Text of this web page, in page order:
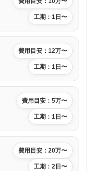
工期：1日〜
費用目安：12万〜
工期：1日〜
費用目安：5万〜
工期：1日〜
費用目安：20万〜
工期：2日〜